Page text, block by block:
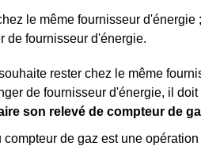
le même fournisseur d'énergie ;
de fournisseur d'énergie.
rester chez le même
de fournisseur d'énergie, il
son relevé de compteur de
compteur de gaz est une